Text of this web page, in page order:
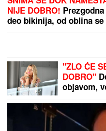
(FOTO)
RAZVODU,
SA